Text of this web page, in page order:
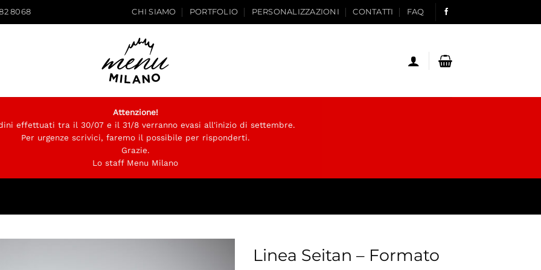
8068 CHI SIAMO PORTFOLIO PERSONALIZZAZIONI CONTATTI FAQ
Attenzione!
effettuati tra il 30/07 e il 31/8 verranno evasi all'inizio di settembre.
Per urgenze scrivici, faremo il possibile per risponderti.
Grazie.
Lo staff Menu Milano
Linea Seitan – Formato